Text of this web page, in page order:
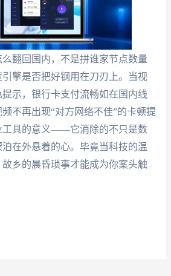
翻回国内，不是拼谁家节点数量
擎是否把好钢用在刀刃上。当视
示，银行卡支付流畅如在国内线
不再出现“对方网络不佳”的卡顿提
工具的意义——它消除的不只是数
在外悬着的心。毕竟当科技的温
乡的晨昏琐事才能成为你案头触